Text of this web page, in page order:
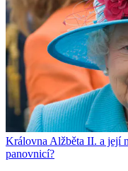
Královna Alžběta II. a její
panovnicí?